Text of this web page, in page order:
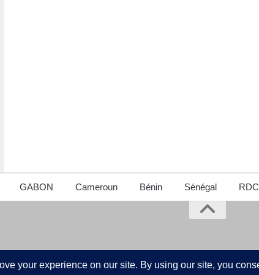
GABON Cameroun Bénin Sénégal RDC